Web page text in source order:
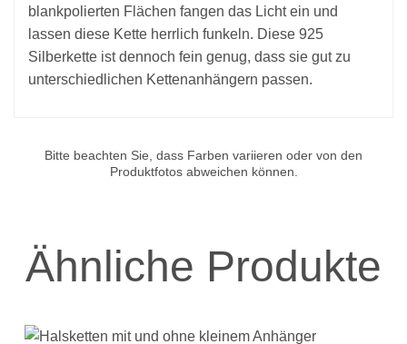
blankpolierten Flächen fangen das Licht ein und
lassen diese Kette herrlich funkeln. Diese 925
Silberkette ist dennoch fein genug, dass sie gut zu
unterschiedlichen Kettenanhängern passen.
Bitte beachten Sie, dass Farben variieren oder von den
Produktfotos abweichen können.
Ähnliche Produkte